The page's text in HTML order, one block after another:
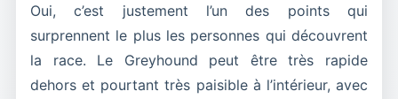
Oui, c’est justement l’un des points qui
surprennent le plus les personnes qui découvrent
la race. Le Greyhound peut être très rapide
dehors et pourtant très paisible à l’intérieur, avec